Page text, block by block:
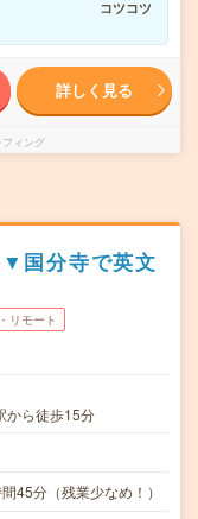
コツコツ
詳しく見る
ィング
▼国分寺で英文
リモート
から徒歩15分
45分（残業少なめ！）